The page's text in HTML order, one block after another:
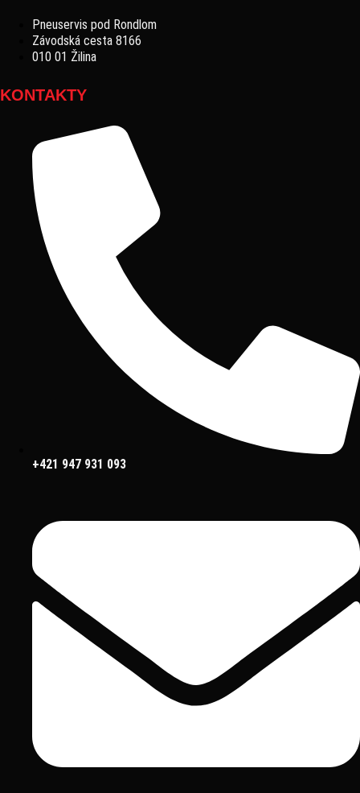
Pneuservis pod Rondlom
Závodská cesta 8166
010 01 Žilina
KONTAKTY
+421 947 931 093